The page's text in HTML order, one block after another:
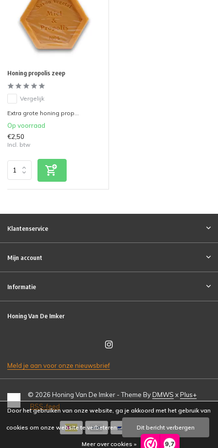
9,7
Honing propolis zeep
Vergelijk
Extra grote honing prop...
Op voorraad
€2,50
Incl. btw
Klantenservice
Mijn account
Informatie
Honing Van De Imker
Meld je aan voor onze nieuwsbrief
© 2026 Honing Van De Imker - Theme ByDMWS xPlus+
RSS-feed
Door het gebruiken van onze website, ga je akkoord met het gebruik van
cookies om onze website te verbeteren. Dit bericht verbergen
Meer over cookies »